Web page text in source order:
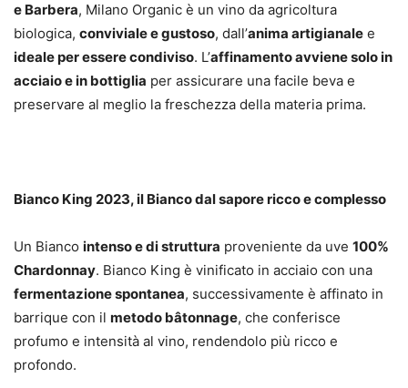
e Barbera, Milano Organic è un vino da agricoltura
biologica, conviviale e gustoso, dall’anima artigianale e
ideale per essere condiviso. L’affinamento avviene solo in
acciaio e in bottiglia per assicurare una facile beva e
preservare al meglio la freschezza della materia prima.
Bianco King 2023, il Bianco dal sapore ricco e complesso
Un Bianco intenso e di struttura proveniente da uve 100%
Chardonnay. Bianco King è vinificato in acciaio con una
fermentazione spontanea, successivamente è affinato in
barrique con il metodo bâtonnage, che conferisce
profumo e intensità al vino, rendendolo più ricco e
profondo.